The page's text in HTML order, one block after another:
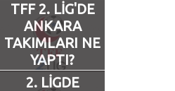
Basketbol
Voleybol
TFF 2. LİG'DE
ANKARA
TAKIMLARI NE
YAPTI?
2. LİGDE